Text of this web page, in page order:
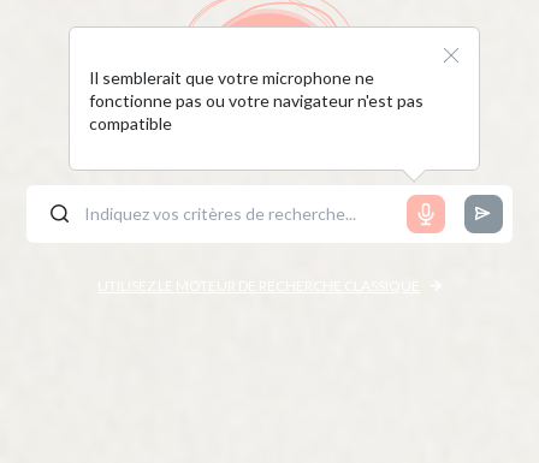
Il semblerait que votre microphone ne
fonctionne pas ou votre navigateur n'est pas
compatible